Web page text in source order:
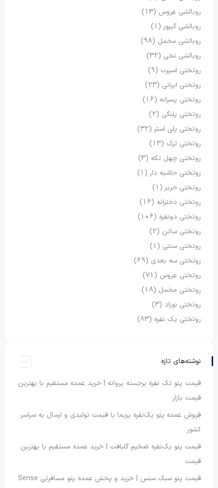
روبالشی عروس (13)
روبالشی گیپور (1)
روبالشی مخمل (98)
روبالشی نخی (32)
روتختی اسپرت (9)
روتختی ایرانی (23)
روتختی پسرانه (16)
روتختی پلنگی (2)
روتختی پلی استر (32)
روتختی ترک (13)
روتختی چهل تکه (3)
روتختی حاشیه دار (1)
روتختی حریر (1)
روتختی دخترانه (16)
روتختی دونفره (106)
روتختی ساتن (2)
روتختی سنتی (1)
روتختی سه بعدی (69)
روتختی عروس (71)
روتختی مخمل (18)
روتختی نوزاد (3)
روتختی یک نفره (83)
نوشته‌های تازه
قیمت پتو تک نفره برجسته پروانه | خرید عمده مستقیم با بهترین
قیمت بازار
فروش عمده پتو یک‌نفره پریما با قیمت تولیدی و ارسال به سراسر
کشور
قیمت پتو یک‌نفره ضخیم گلبافت | خرید عمده مستقیم با بهترین
قیمت
قیمت پتو سبک سنس | خرید و پخش عمده پتو مسافرتی Sense